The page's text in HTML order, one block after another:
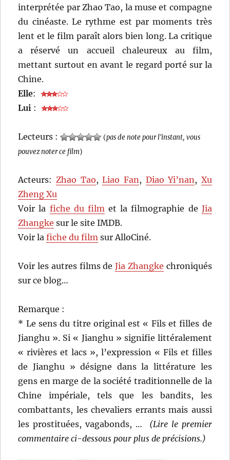
interprétée par Zhao Tao, la muse et compagne
du cinéaste. Le rythme est par moments très
lent et le film paraît alors bien long. La critique
a réservé un accueil chaleureux au film,
mettant surtout en avant le regard porté sur la
Chine.
Elle:
Lui :
Lecteurs : (pas de note pour l'instant, vous
pouvez noter ce film)
Acteurs: Zhao Tao,Liao Fan , Diao Yi’nan , Xu
Zheng Xu
Voir la fiche du film et la filmographie de Jia
Zhangke sur le site IMDB.
Voir lafiche du film sur AlloCiné.
Voir les autres films deJia Zhangke chroniqués
sur ce blog…
Remarque :
* Le sens du titre original est « Fils et filles de
Jianghu ». Si « Jianghu » signifie littéralement
« rivières et lacs », l’expression « Fils et filles
de Jianghu » désigne dans la littérature les
gens en marge de la société traditionnelle de la
Chine impériale, tels que les bandits, les
combattants, les chevaliers errants mais aussi
les prostituées, vagabonds, … (Lire le premier
commentaire ci-dessous pour plus de précisions.)